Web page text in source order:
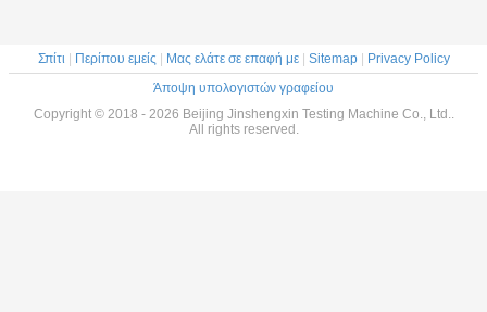
Σπίτι | Περίπου εμείς | Μας ελάτε σε επαφή με| Sitemap| Privacy Policy
Άποψη υπολογιστών γραφείου
Copyright © 2018 - 2026 Beijing Jinshengxin Testing Machine Co., Ltd..
All rights reserved.